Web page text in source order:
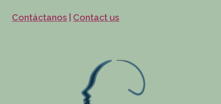
Contáctanos Contact us